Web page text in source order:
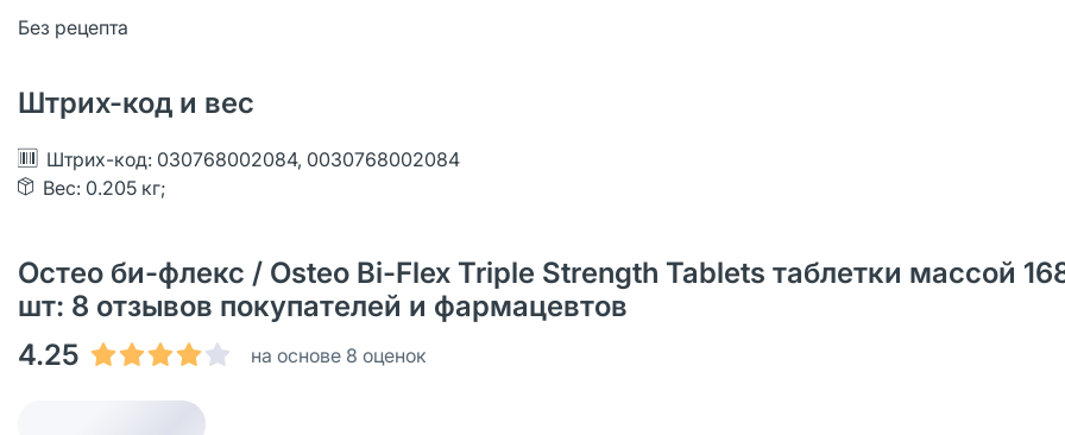
Без рецепта
Штрих-код и вес
Штрих-код: 030768002084, 0030768002084
Вес: 0.205 кг;
Остео би-флекс / Osteo Bi-Flex Triple Strength Tablets таблетки массой
шт: 8 отзывов покупателей и фармацевтов
4.25
на основе 8 оценок